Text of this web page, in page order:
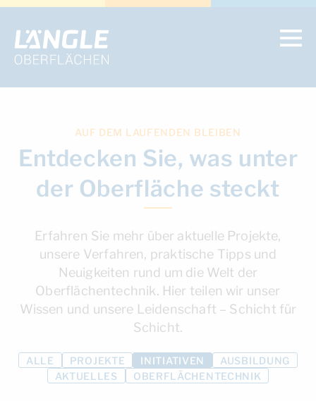
AUF DEM LAUFENDEN BLEIBEN
Entdecken Sie, was unter
der Oberfläche steckt
Erfahren Sie mehr über aktuelle Projekte,
unsere Verfahren, praktische Tipps und
Neuigkeiten rund um die Welt der
Oberflächentechnik. Hier teilen wir unser
Wissen und unsere Leidenschaft – Schicht für
Schicht.
ALLE PROJEKTE INITIATIVEN
AUSBILDUNG
AKTUELLES
OBERFLÄCHENTECHNIK